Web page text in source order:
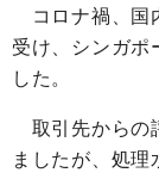
コロナ禍、国
受け、シンガポ
した。
取引先からの
ましたが、処